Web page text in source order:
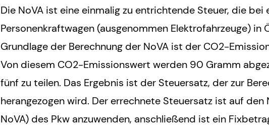
Die NoVA ist eine einmalig zu entrichtende Steuer, die bei
Personenkraftwagen (ausgenommen Elektrofahrzeuge) in
Grundlage der Berechnung der NoVA ist der CO2-
Von diesem CO2-Emissionswert werden 90 Gramm
fünf zu teilen. Das Ergebnis ist der Steuersatz, der zur
herangezogen wird. Der errechnete Steuersatz ist auf
NoVA) des Pkw anzuwenden, anschließend ist ein